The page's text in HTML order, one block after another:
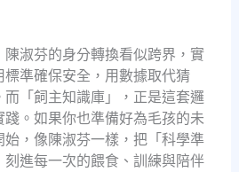
淑芬的身分轉換看似跨界，實
準確保安全，用數據取代猜
「飼主知識庫」，正是這套邏
。如果你也準備好為毛孩的未
，像陳淑芬一樣，把「科學準
進每一次的餵食、訓練與陪伴